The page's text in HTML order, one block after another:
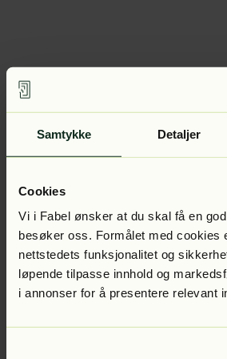
Samtykke Detaljer
Cookies
Vi i Fabel ønsker at du skal få en
besøker oss. Formålet med cookies
nettstedets funksjonalitet og
løpende tilpasse innhold og
i annonser for å presentere relevant